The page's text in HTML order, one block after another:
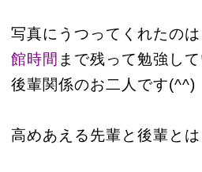
写真にうつってくれたのは
館時間 まで残って勉強し
後輩関係のお二人です(^^)
高めあえる先輩と後輩とは